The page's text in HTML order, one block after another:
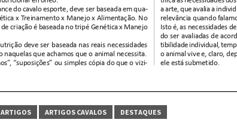
ARTIGOS ARTIGOS CAVALOS DESTAQUES